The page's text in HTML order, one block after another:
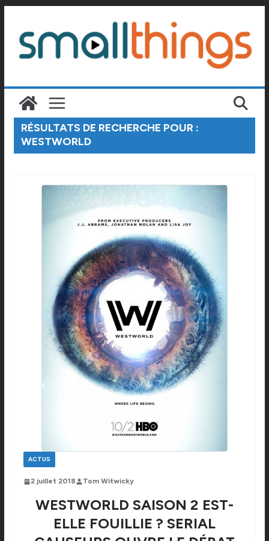
contenu
RÉSULTATS DE RECHERCHE POUR :
WESTWORLD
ACTUS
2 juillet 2018 Tom Witwicky
WESTWORLD SAISON 2 EST-
ELLE FOUILLIE ? SERIAL